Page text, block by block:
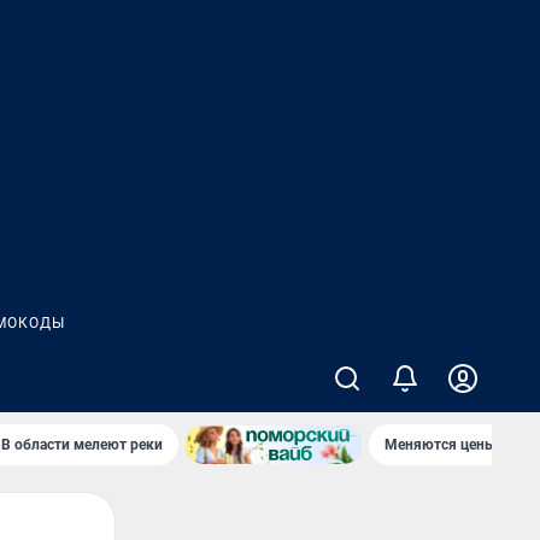
В области мелеют реки Меняются цены в